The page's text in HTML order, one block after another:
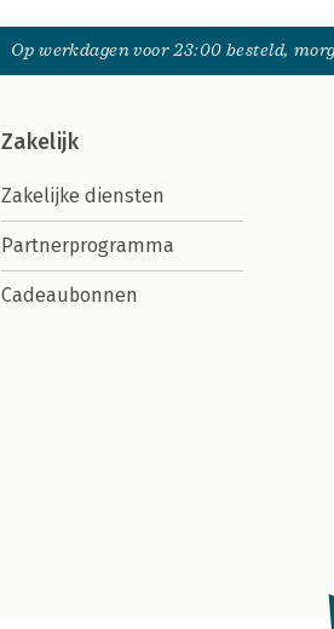
Op werkdagen voor 23:00 besteld,
Zakelijk
Zakelijke diensten
Partnerprogramma
Cadeaubonnen